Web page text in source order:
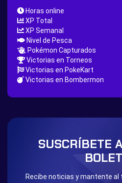
Nature Backpack Quest
Lucario Quest
Snowboard Outfit Quest
Boost Stone
Primeiros 251 Pokemons na Pokedex
Eternal Dark Quest
Horas online
XP Total
XP Semanal
Nivel de Pesca
Pokémon Capturados
Victorias en Torneos
Victorias en PokeKart
Victorias en Bombermon
SUSCRÍBETE
Recibe noticias y mantente al